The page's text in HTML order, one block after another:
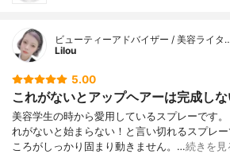
ビューティーアドバイザー / 美容ライタ
Lilou
5.00
これがないとアップヘアーは完成しな
美容学生の時から愛用しているスプレーです
れがないと始まらない！と言い切れるスプレ
ころがしっかり固まり動きません。…続きを見